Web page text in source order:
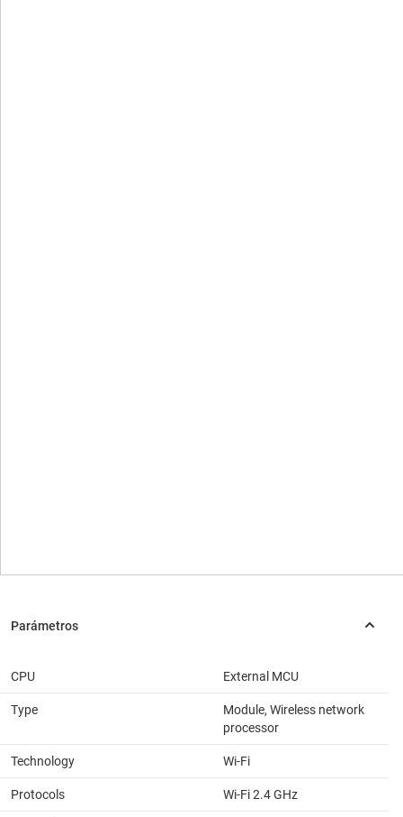
CPU External MCU
Type
Module, Wireless network
processor
Technology Wi-Fi
Protocols Wi-Fi 2.4 GHz